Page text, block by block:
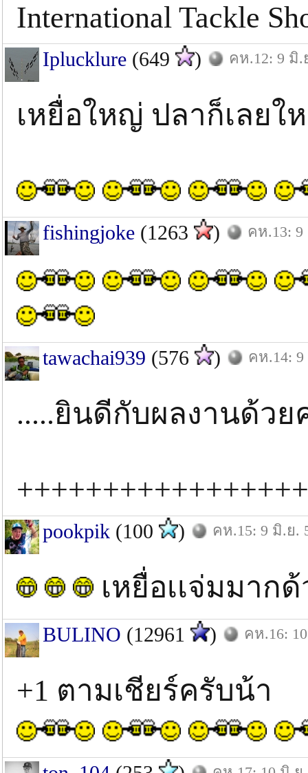
International Tackle
Iplucklure (649 ) คห.12: 9 มิ.
เหยื่อใหญ่ ปลาก็เลยใ
fishingjoke (1263 ) คห.13: 9
tawachai939 (576 ) คห.14: 9
.....ยินดีกับผลงานด้วย
pookpik (100 ) คห.15: 9 มิ.ย.
เหยื่อเเจ่มมาก
BULINO (12961 ) คห.16:
+1 ตามเชียร์ครับน้า